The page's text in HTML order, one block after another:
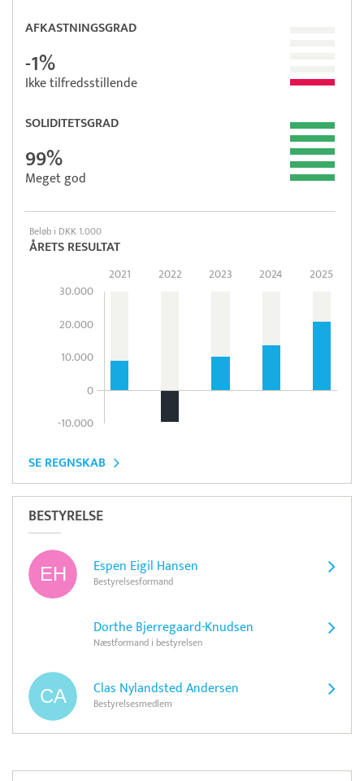
AFKASTNINGSGRAD
-1%
Ikke tilfredsstillende
SOLIDITETSGRAD
99%
Meget god
Beløb i DKK 1.000
ÅRETS RESULTAT
30.000
20.000
10.000
0
-10.000
2021 2022 2023 2024 2025
SE REGNSKAB
BESTYRELSE
Espen Eigil Hansen
Bestyrelsesformand
Dorthe Bjerregaard-Knudsen
Næstformand i bestyrelsen
Clas Nylandsted Andersen
Bestyrelsesmedlem